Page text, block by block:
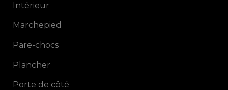
Intérieur
Marchepied
Pare-chocs
Plancher
Porte de côté